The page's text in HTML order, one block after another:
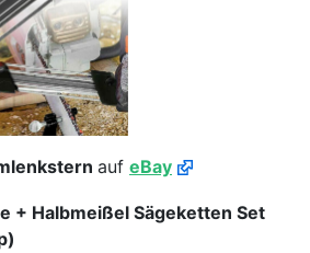
auf eBay
+ Halbmeißel Sägeketten Set